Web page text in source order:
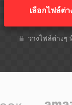
เลือกไฟล์ต่า
วางไฟล์ต่างๆ​